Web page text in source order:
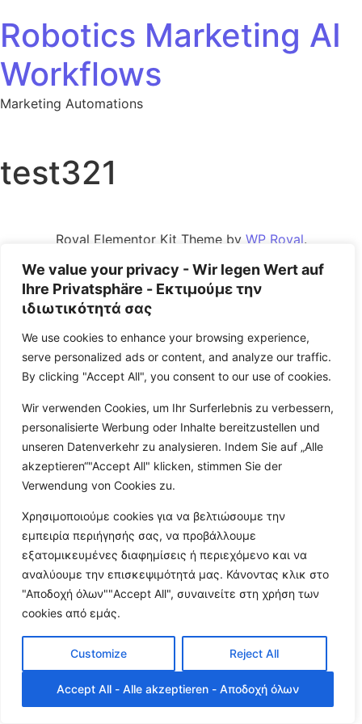
We value your privacy - Wir legen Wert auf
Ihre Privatsphäre - Εκτιμούμε την
ιδιωτικότητά σας
We use cookies to enhance your browsing experience,
serve personalized ads or content, and analyze our traffic.
By clicking "Accept All", you consent to our use of cookies.
Wir verwenden Cookies, um Ihr Surferlebnis zu verbessern,
personalisierte Werbung oder Inhalte bereitzustellen und
unseren Datenverkehr zu analysieren. Indem Sie auf „Alle
akzeptieren“"Accept All" klicken, stimmen Sie der
Verwendung von Cookies zu.
Χρησιμοποιούμε cookies για να βελτιώσουμε την
εμπειρία περιήγησής σας, να προβάλλουμε
εξατομικευμένες διαφημίσεις ή περιεχόμενο και να
αναλύουμε την επισκεψιμότητά μας. Κάνοντας κλικ στο
"Αποδοχή όλων""Accept All", συναινείτε στη χρήση των
cookies από εμάς.
Customize Reject All
Accept All - Alle akzeptieren - Αποδοχή όλων
Robotics Marketing AI
Workflows
Marketing Automations
test321
Royal Elementor Kit Theme by WP Royal.